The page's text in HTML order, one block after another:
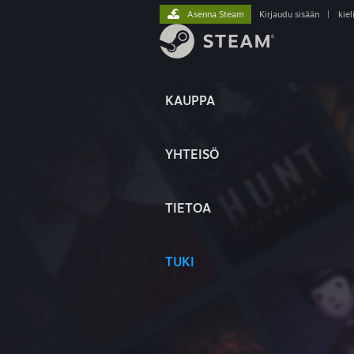
KAUPPA
YHTEISÖ
TIETOA
TUKI
Asenna Steam Kirjaudu sisään kieli